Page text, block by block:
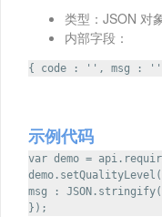
类型：JSON 对
内部字段：
{ code : '', msg :
示例代码
var demo =
msg :
});